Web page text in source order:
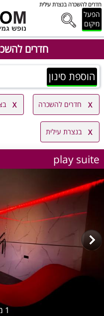
חדרים להשכרה בנצרת עילית
הפעל
מיקום
חדרים
הוספת סינון
חדרים להשכרה
בנצרת עילית
play suite
1